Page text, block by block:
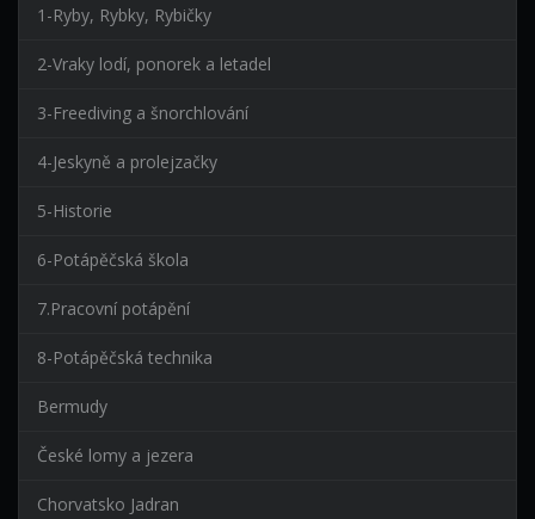
1-Ryby, Rybky, Rybičky
2-Vraky lodí, ponorek a letadel
3-Freediving a šnorchlování
4-Jeskyně a prolejzačky
5-Historie
6-Potápěčská škola
7.Pracovní potápění
8-Potápěčská technika
Bermudy
České lomy a jezera
Chorvatsko Jadran